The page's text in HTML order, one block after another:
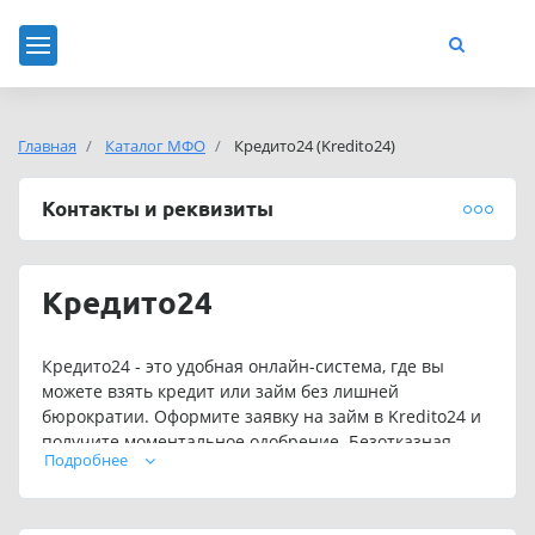
Главная Каталог МФО Кредито24 (Kredito24)
Контакты и реквизиты
Кредито24
Кредито24 - это удобная онлайн-система, где вы
можете взять кредит или займ без лишней
бюрократии. Оформите заявку на займ в Kredito24 и
получите моментальное одобрение. Безотказная
выдача, выгодные тарифы и личный кабинет, где вы
Подробнее